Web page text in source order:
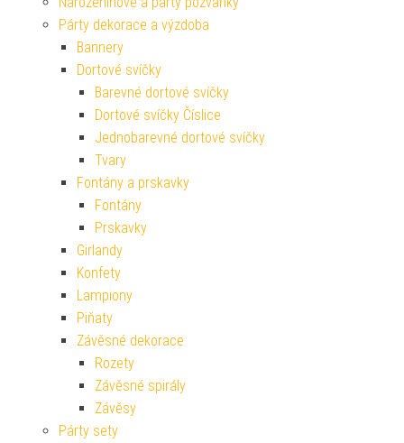
Párty dekorace a výzdoba
Bannery
Dortové svíčky
Barevné dortové svíčky
Dortové svíčky Číslice
Jednobarevné dortové svíčky
Tvary
Fontány a prskavky
Fontány
Prskavky
Girlandy
Konfety
Lampiony
Piňaty
Závěsné dekorace
Rozety
Závěsné spirály
Závěsy
Párty sety